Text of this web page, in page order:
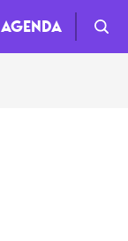
AGENDA